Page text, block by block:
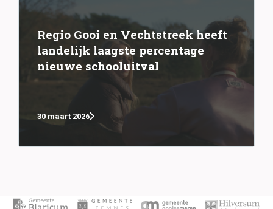
Regio Gooi en Vechtstreek heeft
landelijk laagste percentage
nieuwe schooluitval
30 maart 2026